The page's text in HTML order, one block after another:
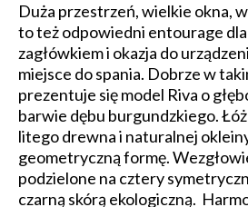
Duża przestrzeń, wielkie okna,
to też odpowiedni entourage dla
zagłówkiem i okazja do
miejsce do spania. Dobrze w
prezentuje się model Riva o
barwie dębu burgundzkiego.
litego drewna i naturalnej
geometryczną formę.
podzielone na cztery
czarną skórą ekologiczną.